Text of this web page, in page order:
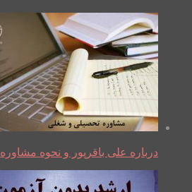
درباره علی باقرپور و نحوه مشاوره